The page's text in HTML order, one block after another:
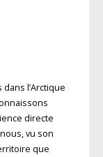
l’Arctique
directe
vu son
que